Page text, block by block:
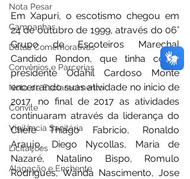
Nota Pesar
Campanhas
Datas Comemorativas
Convênios e Parcerias
Nota de Esclarecimento
Convite
Vigilância Sanitária
Licitações
Alagação e Enchente
Em Xapuri, o escotismo chegou em
24 de outubro de 1999, através do 06°
Grupo de Escoteiros Marechal
Candido Rondon, que tinha como
presidente Odahil Cardoso Monte
encerrando suas atividade no inicio de
2017, no final de 2017 as atividades
continuaram através da liderança do
Chefe Thiago Fabricio, Ronaldo
Araujo, Diego Nycollas, Maria de
Nazaré, Natalino Bispo, Romulo
Rodrigues, Wanda Nascimento, Jose